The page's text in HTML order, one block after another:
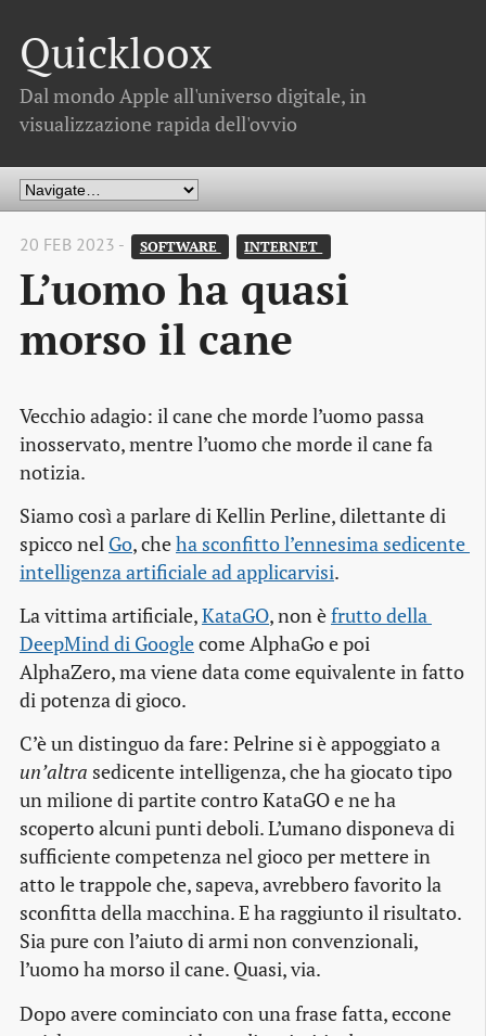
Quickloox
Dal mondo Apple all'universo digitale, in
visualizzazione rapida dell'ovvio
20 FEB 2023 - SOFTWARE INTERNET
L’uomo ha quasi
morso il cane
Vecchio adagio: il cane che morde l’uomo passa
inosservato, mentre l’uomo che morde il cane fa
notizia.
Siamo così a parlare di Kellin Perline, dilettante di
spicco nel Go, cheha sconfitto l’ennesima sedicente
intelligenza artificiale ad applicarvisi.
La vittima artificiale,KataGO, non èfrutto della
DeepMind di Googlecome AlphaGo e poi
AlphaZero, ma viene data come equivalente in fatto
di potenza di gioco.
C’è un distinguo da fare: Pelrine si è appoggiato a
un’altra sedicente intelligenza, che ha giocato tipo
un milione di partite contro KataGO e ne ha
scoperto alcuni punti deboli. L’umano disponeva di
sufficiente competenza nel gioco per mettere in
atto le trappole che, sapeva, avrebbero favorito la
sconfitta della macchina. E ha raggiunto il risultato.
Sia pure con l’aiuto di armi non convenzionali,
l’uomo ha morso il cane. Quasi, via.
Dopo avere cominciato con una frase fatta, eccone